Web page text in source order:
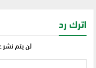
اترك رد
لن يتم نشر